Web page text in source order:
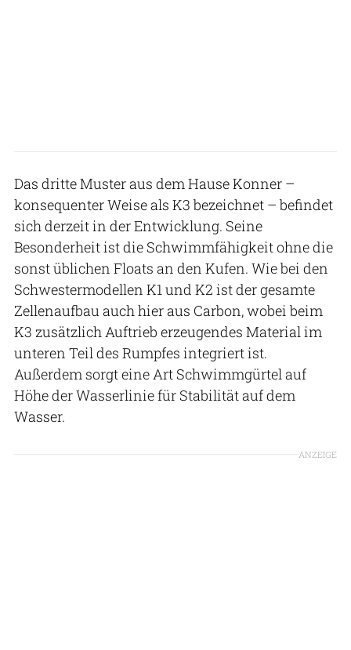
Das dritte Muster aus dem Hause Konner –
konsequenter Weise als K3 bezeichnet – befindet
sich derzeit in der Entwicklung. Seine
Besonderheit ist die Schwimmfähigkeit ohne die
sonst üblichen Floats an den Kufen. Wie bei den
Schwestermodellen K1 und K2 ist der gesamte
Zellenaufbau auch hier aus Carbon, wobei beim
K3 zusätzlich Auftrieb erzeugendes Material im
unteren Teil des Rumpfes integriert ist.
Außerdem sorgt eine Art Schwimmgürtel auf
Höhe der Wasserlinie für Stabilität auf dem
Wasser.
ANZEIGE